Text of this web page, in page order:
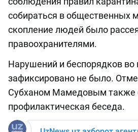
собираться в общественных
скопление людей было
правоохранителями.
Нарушений и беспорядков во
зафиксировано не было.
Субханом Мамедовым также
профилактическая беседа.